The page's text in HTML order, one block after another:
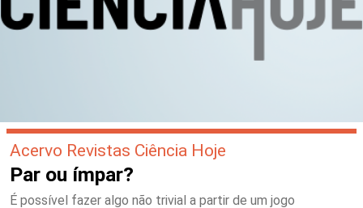
Acervo Revistas Ciência Hoje
Par ou ímpar?
É possível fazer algo não trivial a partir de um jogo